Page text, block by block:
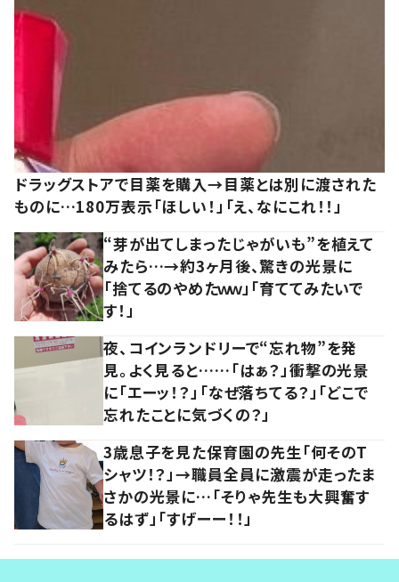
ドラッグストアで目薬を購入→目薬とは別に渡された
ものに…180万表示「ほしい！」「え、なにこれ！！」
“芽が出てしまったじゃがいも”を植えて
みたら…→約3ヶ月後、驚きの光景に
「捨てるのやめたｗｗ」「育ててみたいで
す！」
夜、コインランドリーで“忘れ物”を発
見。よく見ると……「はぁ？」衝撃の光景
に「エーッ！？」「なぜ落ちてる？」「どこで
忘れたことに気づくの？」
3歳息子を見た保育園の先生「何そのT
シャツ！？」→職員全員に激震が走ったま
さかの光景に…「そりゃ先生も大興奮す
るはず」「すげーー！！」